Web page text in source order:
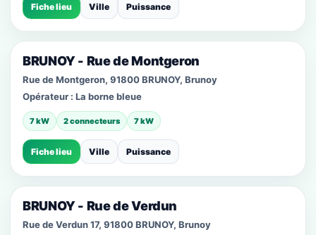
Fiche lieu Ville Puissance
BRUNOY - Rue de Montgeron
Rue de Montgeron, 91800 BRUNOY, Brunoy
Opérateur : La borne bleue
7 kW 2 connecteurs 7 kW
Fiche lieu Ville Puissance
BRUNOY - Rue de Verdun
Rue de Verdun 17, 91800 BRUNOY, Brunoy